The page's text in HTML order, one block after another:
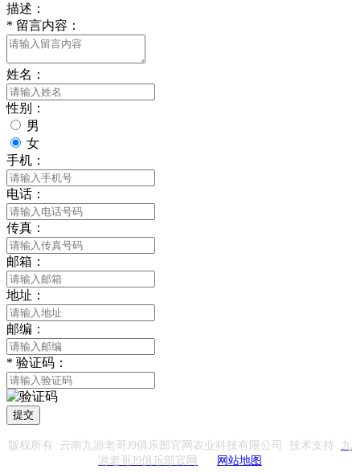
描述：
* 留言内容：
姓名：
性别：
男
女
手机：
电话：
传真：
邮箱：
地址：
邮编：
* 验证码：
提交
版权所有 云南九游老哥J9俱乐部官网农业科技有限公司 技术支持
九
游老哥J9俱乐部官网
网站地图